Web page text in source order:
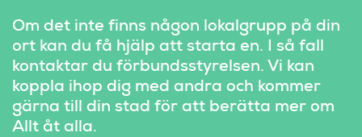
Om det inte finns någon lokalgrupp på din
ort kan du få hjälp att starta en. I så fall
kontaktar du förbundsstyrelsen. Vi kan
koppla ihop dig med andra och kommer
gärna till din stad för att berätta mer om
Allt åt alla.